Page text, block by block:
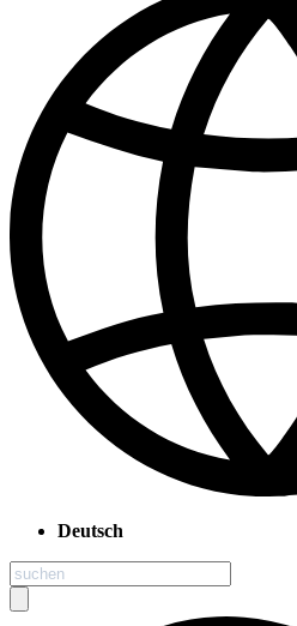
Deutsch